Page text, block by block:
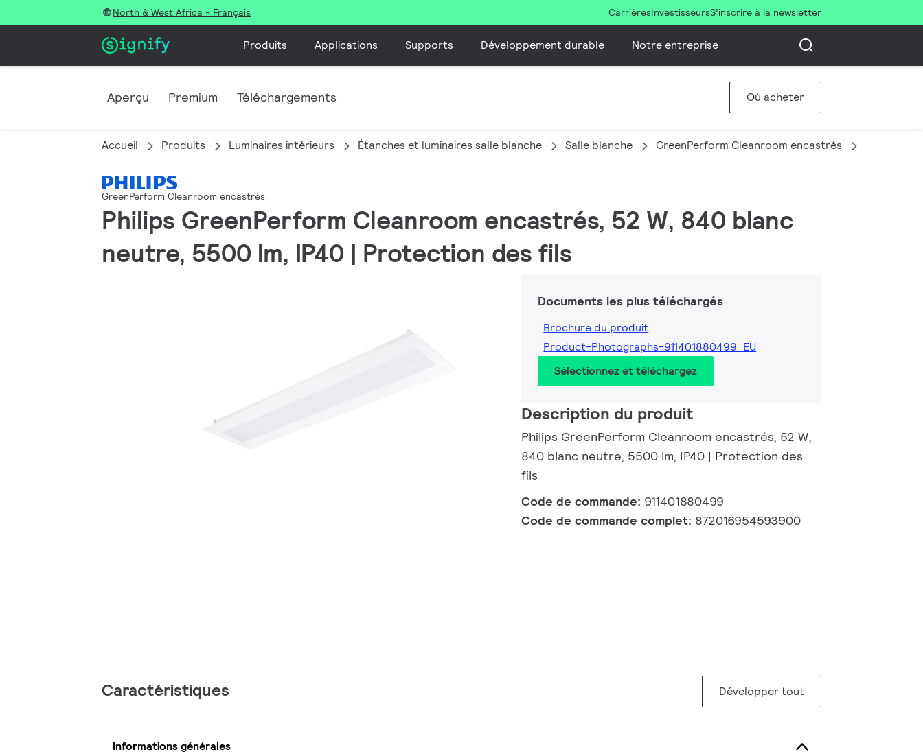
North & West Africa - Français CarrièresInvestisseursS’inscrire à la newsletter
Produits Applications Supports Développement durable Notre entreprise
Aperçu Premium Téléchargements Où acheter
Accueil Produits Luminaires intérieurs Étanches et luminaires salle blanche Salle blanche GreenPerform Cleanroom encastrés
GreenPerform Cleanroom encastrés
Philips GreenPerform Cleanroom encastrés, 52 W, 840 blanc
neutre, 5500 lm, IP40 | Protection des fils
Documents les plus téléchargés
Brochure du produit
Product-Photographs-911401880499_EU
Sélectionnez et téléchargez
Description du produit
Philips GreenPerform Cleanroom encastrés, 52 W,
840 blanc neutre, 5500 lm, IP40 | Protection des
fils
Code de commande: 911401880499
Code de commande complet: 872016954593900
Caractéristiques Développer tout
Informations générales